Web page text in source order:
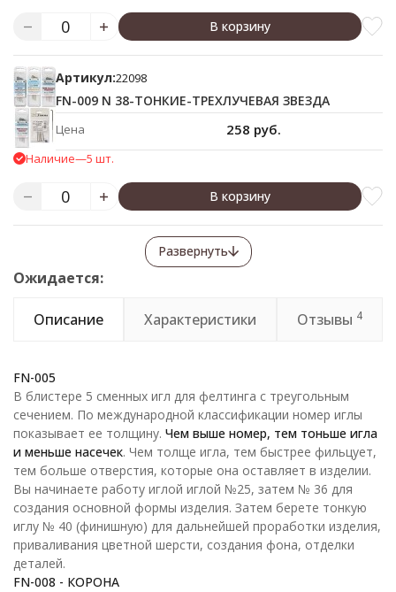
В корзину
Артикул:22098
FN-009 N 38-ТОНКИЕ-ТРЕХЛУЧЕВАЯ ЗВЕЗДА
Цена 258 руб.
Наличие—5 шт.
В корзину
Развернуть
Ожидается:
Описание Характеристики Отзывы 4
FN-005
В блистере 5 сменных игл для фелтинга с треугольным
сечением. По международной классификации номер иглы
показывает ее толщину. Чем выше номер, тем тоньше игла
и меньше насечек. Чем толще игла, тем быстрее фильцует,
тем больше отверстия, которые она оставляет в изделии.
Вы начинаете работу иглой иглой №25, затем № 36 для
создания основной формы изделия. Затем берете тонкую
иглу № 40 (финишную) для дальнейшей проработки изделия,
приваливания цветной шерсти, создания фона, отделки
деталей.
FN-008 - КОРОНА